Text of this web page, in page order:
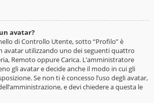
avatar?
di Controllo Utente, sotto “Profilo” è
avatar utilizzando uno dei seguenti quattro
Remoto oppure Carica. L’amministratore
gli avatar e decide anche il modo in cui gli
Se non ti è concesso l’uso degli avatar,
e devi chiedere a questa le